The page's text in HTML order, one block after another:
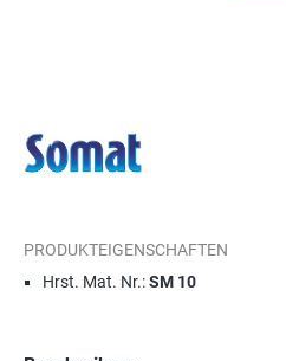
PRODUKTEIGENSCHAFTEN
Hrst. Mat. Nr.:SM 10